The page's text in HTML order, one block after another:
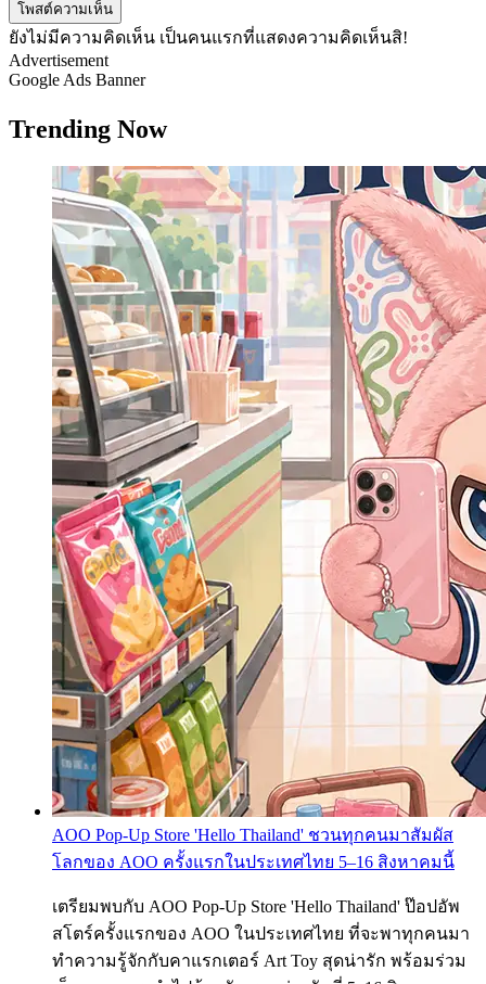
โพสต์ความเห็น
ยังไม่มีความคิดเห็น เป็นคนแรกที่แสดงความคิดเห็นสิ!
Advertisement
Google Ads Banner
Trending Now
AOO Pop-Up Store 'Hello Thailand' ชวนทุกคนมาสัมผัส
โลกของ AOO ครั้งแรกในประเทศไทย 5–16 สิงหาคมนี้
เตรียมพบกับ AOO Pop-Up Store 'Hello Thailand' ป๊อปอัพ
สโตร์ครั้งแรกของ AOO ในประเทศไทย ที่จะพาทุกคนมา
ทำความรู้จักกับคาแรกเตอร์ Art Toy สุดน่ารัก พร้อมร่วม